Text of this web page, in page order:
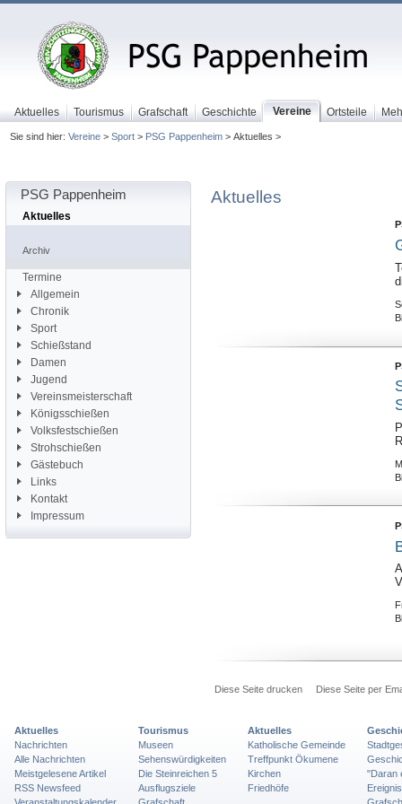
Aktuelles Tourismus Grafschaft Geschichte Vereine Ortsteile
Sie sind hier: Vereine> Sport> PSG Pappenheim> Aktuelles >
PSG Pappenheim
Aktuelles
Archiv
Termine
Allgemein
Chronik
Sport
Schießstand
Damen
Jugend
Vereinsmeisterschaft
Königsschießen
Volksfestschießen
Strohschießen
Gästebuch
Links
Kontakt
Impressum
Aktuelles
Diese Seite drucken Diese Seite per
Aktuelles
Nachrichten
Alle Nachrichten
Meistgelesene Artikel
RSS Newsfeed
Tourismus
Museen
Sehenswürdigkeiten
Die Steinreichen 5
Ausflugsziele
Aktuelles
Katholische Gemeinde
Treffpunkt Ökumene
Kirchen
Friedhöfe
"Daran